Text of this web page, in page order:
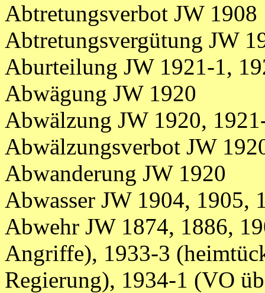
Abtretungsverbot JW 1908
Abtretungsvergütung JW
Aburteilung JW 1921-1,
Abwägung JW 1920
Abwälzung JW 1920,
Abwälzungsverbot JW
Abwanderung JW 1920
Abwasser JW 1904, 1905,
Abwehr JW 1874, 1886,
Angriffe), 1933-3
Regierung), 1934-1 (VO